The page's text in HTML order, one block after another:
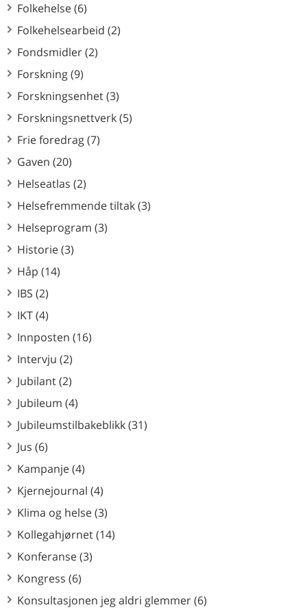
Folkehelse (6)
Folkehelsearbeid (2)
Fondsmidler (2)
Forskning (9)
Forskningsenhet (3)
Forskningsnettverk (5)
Frie foredrag (7)
Gaven (20)
Helseatlas (2)
Helsefremmende tiltak (3)
Helseprogram (3)
Historie (3)
Håp (14)
IBS (2)
IKT (4)
Innposten (16)
Intervju (2)
Jubilant (2)
Jubileum (4)
Jubileumstilbakeblikk (31)
Jus (6)
Kampanje (4)
Kjernejournal (4)
Klima og helse (3)
Kollegahjørnet (14)
Konferanse (3)
Kongress (6)
Konsultasjonen jeg aldri glemmer (6)